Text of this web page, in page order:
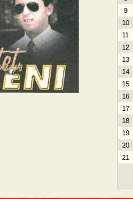
9
10
11
12
13
14
15
16
17
18
19
20
21